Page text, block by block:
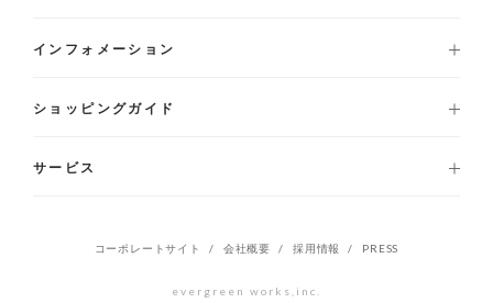
インフォメーション
ショッピングガイド
サービス
コーポレートサイト 会社概要 採用情報 PRESS
evergreen works,inc.